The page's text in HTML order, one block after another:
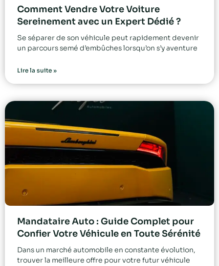
Comment Vendre Votre Voiture
Sereinement avec un Expert Dédié ?
Se séparer de son véhicule peut rapidement devenir
un parcours semé d’embûches lorsqu’on s’y aventure
Lire la suite »
Mandataire Auto : Guide Complet pour
Confier Votre Véhicule en Toute Sérénité
Dans un marché automobile en constante évolution,
trouver la meilleure offre pour votre futur véhicule